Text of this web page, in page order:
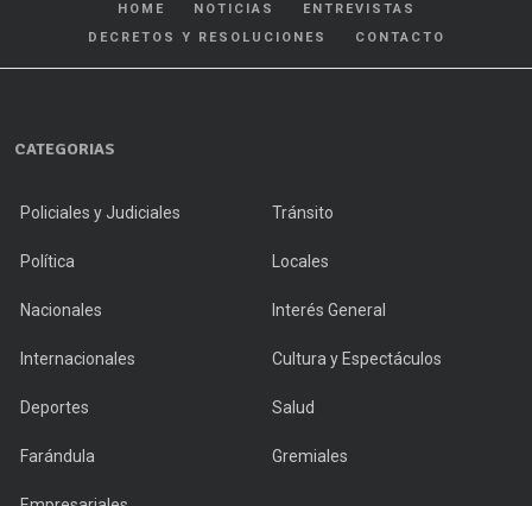
HOME NOTICIAS
ENTREVISTAS
DECRETOS Y RESOLUCIONES
CONTACTO
CATEGORIAS
Policiales y Judiciales Tránsito
Política Locales
Nacionales Interés General
Internacionales Cultura y Espectáculos
Deportes Salud
Farándula Gremiales